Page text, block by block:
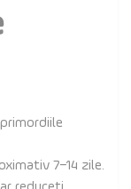
7–14 zile.